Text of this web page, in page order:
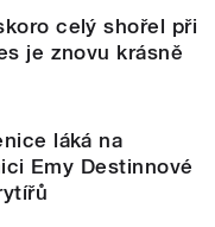
celý shořel při
je znovu krásně
láká na
Emy Destinnové